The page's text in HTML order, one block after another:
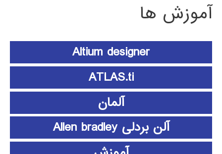
آموزش ها
Altium designer
ATLAS.ti
آلمان
آلن بردلی Allen bradley